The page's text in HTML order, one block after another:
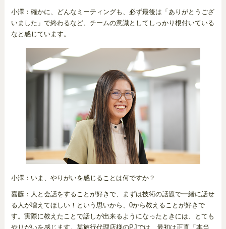
小澤：確かに、どんなミーティングも、必ず最後は「ありがとうござ
いました」で終わるなど、チームの意識としてしっかり根付いている
なと感じています。
小澤：いま、やりがいを感じることは何ですか？
嘉藤：人と会話をすることが好きで、まずは技術の話題で一緒に話せ
る人が増えてほしい！という思いから、0から教えることが好きで
す。実際に教えたことで話しが出来るようになったときには、とても
やりがいを感じます。某旅行代理店様のPJでは、最初は正直「本当